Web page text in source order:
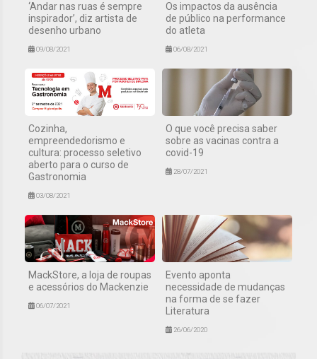
‘Andar nas ruas é sempre
inspirador’, diz artista de
desenho urbano
09/08/2021
Os impactos da ausência
de público na performance
do atleta
06/08/2021
Cozinha,
empreendedorismo e
cultura: processo seletivo
aberto para o curso de
Gastronomia
03/08/2021
O que você precisa saber
sobre as vacinas contra a
covid-19
28/07/2021
MackStore, a loja de roupas
e acessórios do Mackenzie
06/07/2021
Evento aponta
necessidade de mudanças
na forma de se fazer
Literatura
26/06/2020